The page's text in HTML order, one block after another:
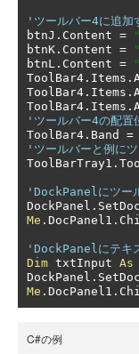
'ツールバー4に追加
btnJ . Content =
btnK . Content =
btnL . Content =
ToolBar4 . Items .
ToolBar4 . Items .
ToolBar4 . Items .
'ツールバー4の配置
ToolBar4 . Band =
'ツールバーと例に
ToolBarTray1 .
'DockPanelにツー
DockPanel .
Me . DocPanel1 .
'DockPanelにテキ
Dim txtInput As
DockPanel .
Me . DocPanel1 .
C#の例